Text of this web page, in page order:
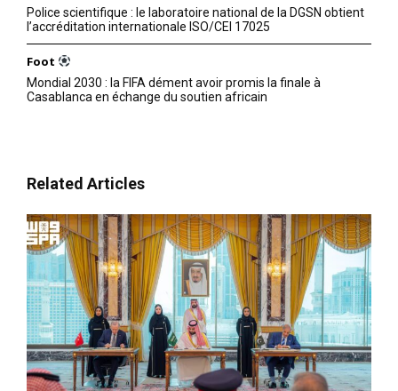
Police scientifique : le laboratoire national de la DGSN obtient
l’accréditation internationale ISO/CEI 17025
Foot
Mondial 2030 : la FIFA dément avoir promis la finale à
Casablanca en échange du soutien africain
Related Articles